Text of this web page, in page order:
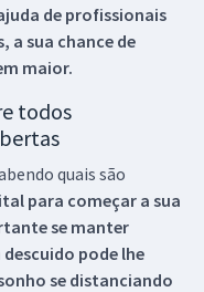
de profissionais
a sua chance de
maior.
todos
quais são
para começar a sua
se manter
pode lhe
se distanciando